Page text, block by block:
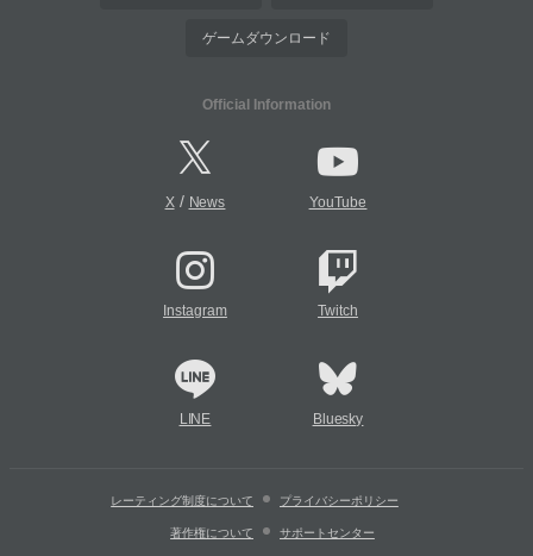
ゲームダウンロード
Official Information
X/ News YouTube
Instagram Twitch
LINE Bluesky
レーティング制度について プライバシーポリシー
著作権について サポートセンター